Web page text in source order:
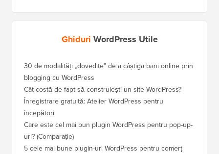
Ghiduri WordPress Utile
30 de modalități „dovedite” de a câștiga bani online prin
blogging cu WordPress
Cât costă de fapt să construiești un site WordPress?
Înregistrare gratuită: Atelier WordPress pentru
începători
Care este cel mai bun plugin WordPress pentru pop-up-
uri? (Comparație)
5 cele mai bune plugin-uri WordPress pentru comerț